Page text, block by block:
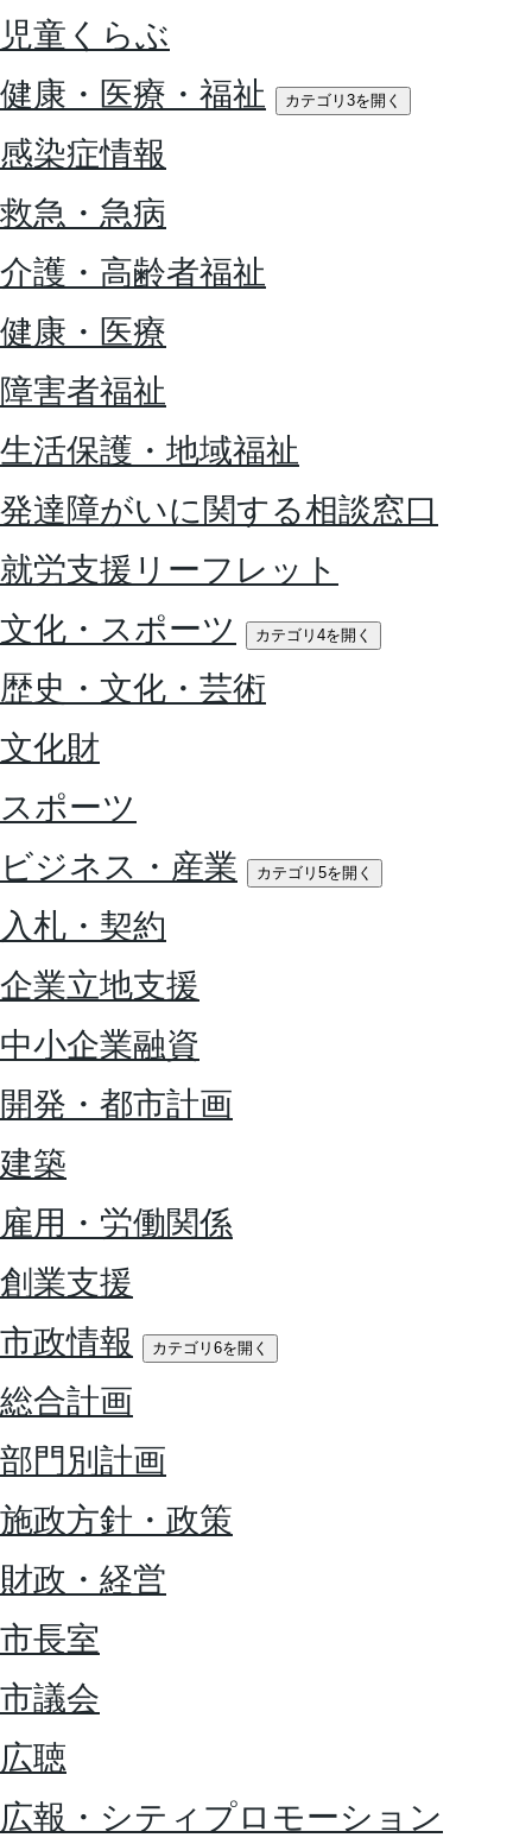
児童くらぶ
健康・医療・福祉
カテゴリ3を開く
感染症情報
救急・急病
介護・高齢者福祉
健康・医療
障害者福祉
生活保護・地域福祉
発達障がいに関する相談窓口
就労支援リーフレット
文化・スポーツ
カテゴリ4を開く
歴史・文化・芸術
文化財
スポーツ
ビジネス・産業
カテゴリ5を開く
入札・契約
企業立地支援
中小企業融資
開発・都市計画
建築
雇用・労働関係
創業支援
市政情報
カテゴリ6を開く
総合計画
部門別計画
施政方針・政策
財政・経営
市長室
市議会
広聴
広報・シティプロモーション